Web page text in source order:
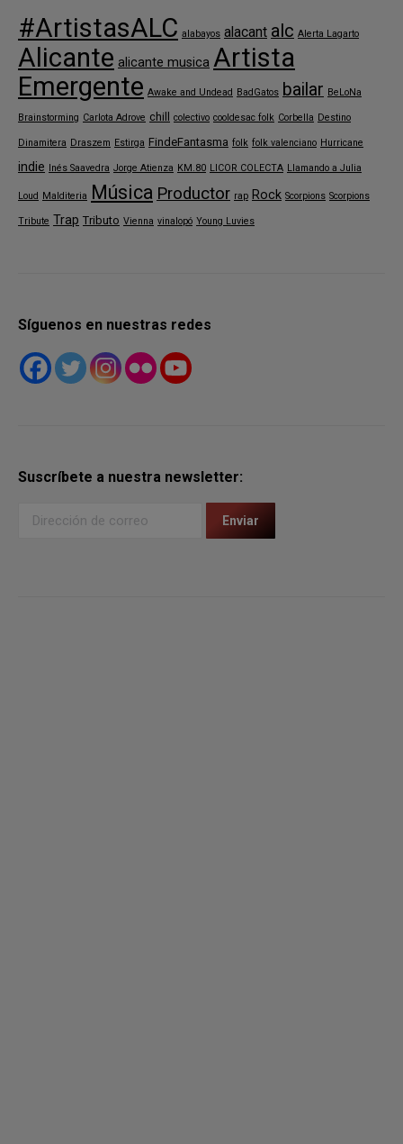
#ArtistasALC alabayos alacant alc Alerta Lagarto
Alicante alicante musica Artista
Emergente Awake and Undead BadGatos bailar BeLoNa
Brainstorming Carlota Adrove chill colectivo cooldesac folk Corbella Destino
Dinamitera Draszem Estirga FindeFantasma folk folk valenciano Hurricane
indie Inés Saavedra Jorge Atienza KM.80 LICOR COLECTA Llamando a Julia
Loud Malditeria Música Productor rap Rock Scorpions Scorpions
Tribute Trap Tributo Vienna vinalopó Young Luvies
Síguenos en nuestras redes
Suscríbete a nuestra newsletter: